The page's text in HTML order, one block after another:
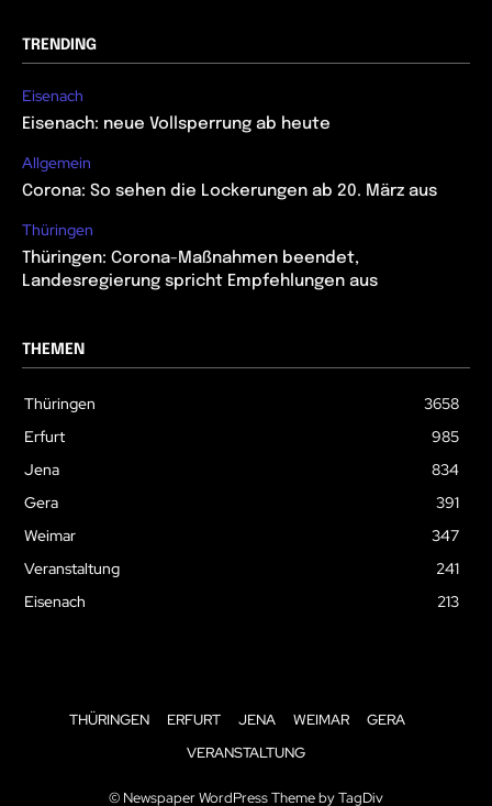
TRENDING
Eisenach
Eisenach: neue Vollsperrung ab heute
Allgemein
Corona: So sehen die Lockerungen ab 20. März aus
Thüringen
Thüringen: Corona-Maßnahmen beendet,
Landesregierung spricht Empfehlungen aus
THEMEN
Thüringen
3658
Erfurt
985
Jena
834
Gera
391
Weimar
347
Veranstaltung
241
Eisenach
213
THÜRINGEN ERFURT JENA WEIMAR
GERA
VERANSTALTUNG
© Newspaper WordPress Theme by TagDiv